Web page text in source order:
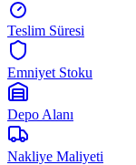
Teslim Süresi
Emniyet Stoku
Depo Alanı
Nakliye Maliyeti